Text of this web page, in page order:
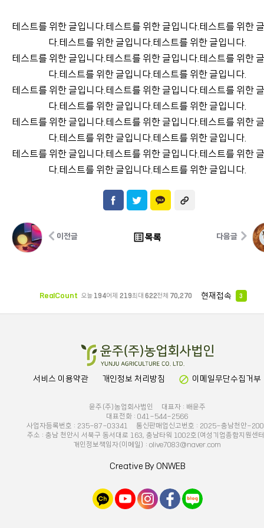
테스트를 위한 글입니다.테스트를 위한 글입니다.테스트를 위한
다.테스트를 위한 글입니다.테스트를 위한 글입니다.
테스트를 위한 글입니다.테스트를 위한 글입니다.테스트를 위한
다.테스트를 위한 글입니다.테스트를 위한 글입니다.
테스트를 위한 글입니다.테스트를 위한 글입니다.테스트를 위한
다.테스트를 위한 글입니다.테스트를 위한 글입니다.
테스트를 위한 글입니다.테스트를 위한 글입니다.테스트를 위한
다.테스트를 위한 글입니다.테스트를 위한 글입니다.
테스트를 위한 글입니다.테스트를 위한 글입니다.테스트를 위한
다.테스트를 위한 글입니다.테스트를 위한 글입니다.
이전글 list_alt 목록 다음글
RealCount 오늘 194어제 219최대 622전체 70,270 현재접속 3
서비스 이용약관 개인정보 처리방침 block 이메일무단수집거부
윤주(주)농업회사법인 대표자 : 배윤주
대표전화 : 041-544-2566
사업자등록번호 : 235-87-03341 통신판매업신고번호 : 2025-충남천안-
주소 : 충남 천안시 서북구 동서대로 163, 충남타워 1002호(여성기업종합지원센
개인정보책임자(이메일) : olive7083@naver.com
Creative By ONWEB